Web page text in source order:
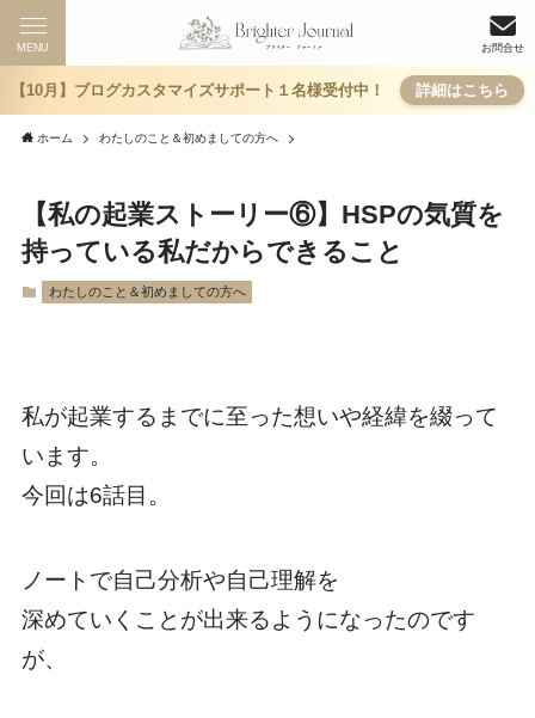
お問合せ
MENU
【10月】ブログカスタマイズサポート１名様受付中！ 詳細はこちら
ホーム わたしのこと＆初めましての方へ
【私の起業ストーリー⑥】HSPの気質を
持っている私だからできること
わたしのこと＆初めましての方へ
私が起業するまでに至った想いや経緯を綴って
います。
今回は6話目。
ノートで自己分析や自己理解を
深めていくことが出来るようになったのです
が、